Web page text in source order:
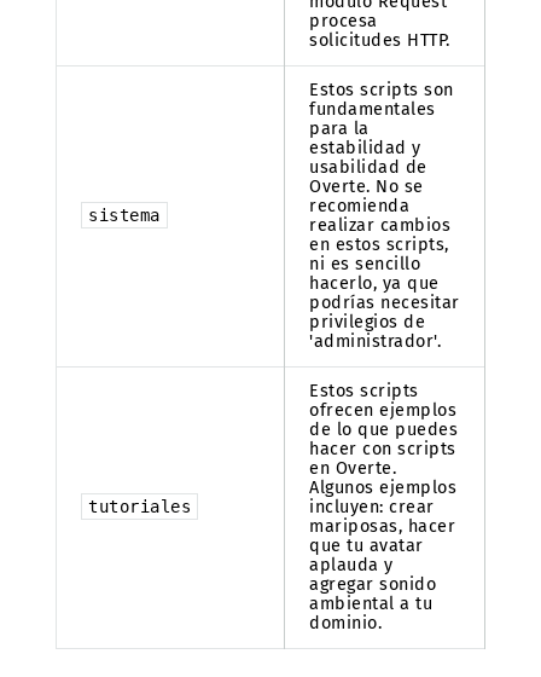
procesa
solicitudes HTTP.
sistema
Estos scripts son
fundamentales
para la
estabilidad y
usabilidad de
Overte. No se
recomienda
realizar cambios
en estos scripts,
ni es sencillo
hacerlo, ya que
podrías necesitar
privilegios de
'administrador'.
tutoriales
Estos scripts
ofrecen ejemplos
de lo que puedes
hacer con scripts
en Overte.
Algunos ejemplos
incluyen: crear
mariposas, hacer
que tu avatar
aplauda y
agregar sonido
ambiental a tu
dominio.